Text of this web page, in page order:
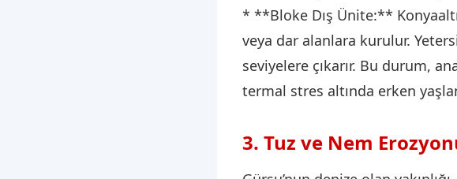
* **Bloke Dış Ünite:**
veya dar alanlara kurulur.
seviyelere çıkarır. Bu durum,
termal stres altında erken
3. Tuz ve Nem